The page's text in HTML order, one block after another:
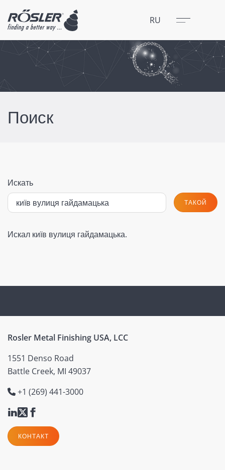
RU Меню
Закрыть
Поиск
Искать
ТАКОЙ
Искал київ вулиця гайдамацька.
Rosler Metal Finishing USA, LCC
1551 Denso Road
Battle Creek, MI 49037
+1 (269) 441-3000
КОНТАКТ